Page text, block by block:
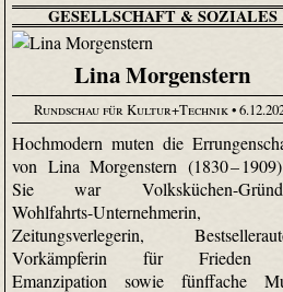
GESELLSCHAFT & SOZIALES
Lina Morgenstern
Rundschau für Kultur+Technik•
Hochmodern muten die
von Lina Morgenstern (1830 –
Sie war Volks­küchen-
Wohlfahrts-Unter­nehmerin,
Zeitungsverlegerin,
Vorkämpferin für Frieden
Emanzipation sowie fünffache